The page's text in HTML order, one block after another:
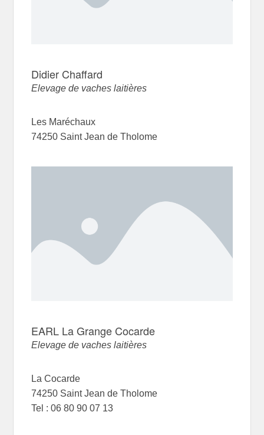
Didier Chaffard
Elevage de vaches laitières
Les Maréchaux
74250 Saint Jean de Tholome
EARL La Grange Cocarde
Elevage de vaches laitières
La Cocarde
74250 Saint Jean de Tholome
Tel : 06 80 90 07 13